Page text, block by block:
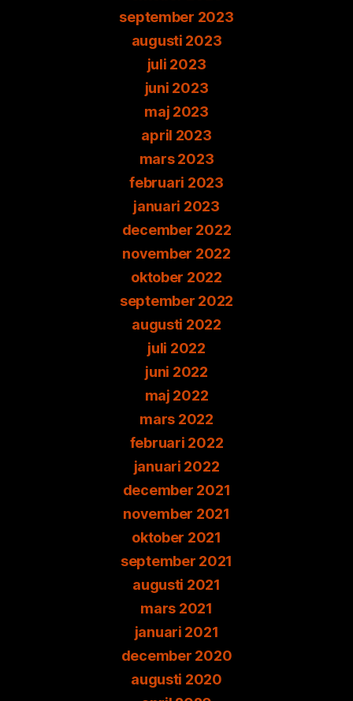
september 2023
augusti 2023
juli 2023
juni 2023
maj 2023
april 2023
mars 2023
februari 2023
januari 2023
december 2022
november 2022
oktober 2022
september 2022
augusti 2022
juli 2022
juni 2022
maj 2022
mars 2022
februari 2022
januari 2022
december 2021
november 2021
oktober 2021
september 2021
augusti 2021
mars 2021
januari 2021
december 2020
augusti 2020